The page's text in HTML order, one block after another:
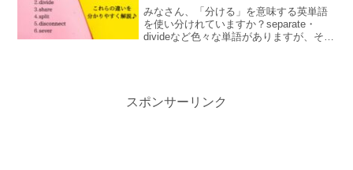
みなさん、「分ける」を意味する英単語
を使い分けれていますか？separate・
divideなど色々な単語がありますが、それ
スポンサーリンク